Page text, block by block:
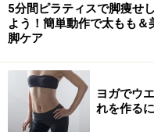
縄跳びダイエッ
＆跳び方
縄跳びをする時間は、
有酸素運動は、20分
ら）。ただし、始めの
5分間ピラティスで脚痩せし
よう！簡単動作で太もも＆
脚ケア
ヨガでウ
れを作る